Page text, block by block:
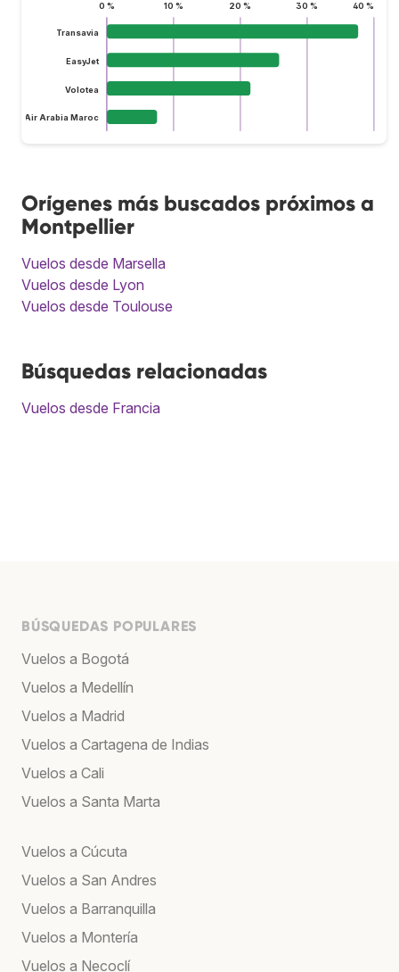
0 % 10 % 20 % 30 % 40 %
Transavia
EasyJet
Volotea
Air Arabia Maroc
Orígenes más buscados próximos a
Montpellier
Vuelos desde Marsella
Vuelos desde Lyon
Vuelos desde Toulouse
Búsquedas relacionadas
Vuelos desde Francia
BÚSQUEDAS POPULARES
Vuelos a Bogotá
Vuelos a Medellín
Vuelos a Madrid
Vuelos a Cartagena de Indias
Vuelos a Cali
Vuelos a Santa Marta
Vuelos a Cúcuta
Vuelos a San Andres
Vuelos a Barranquilla
Vuelos a Montería
Vuelos a Necoclí